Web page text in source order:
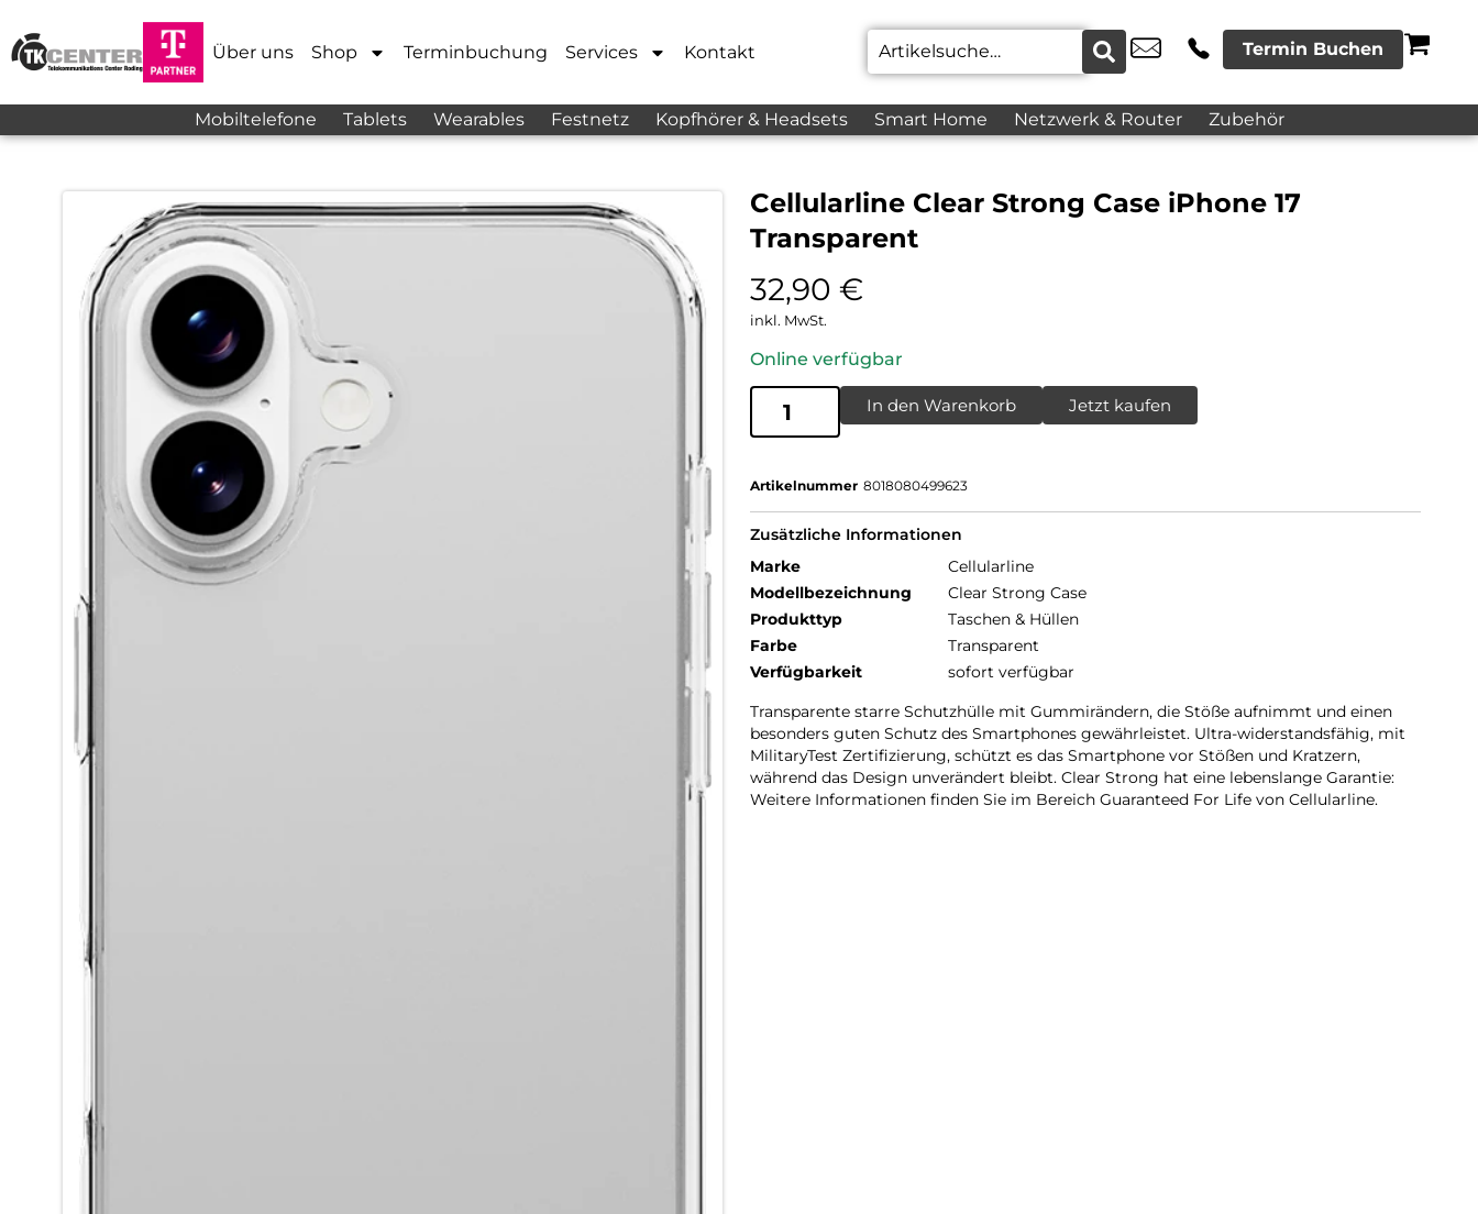
Über uns Shop Terminbuchung Services Kontakt Termin Buchen
Mobiltelefone Tablets Wearables Festnetz Kopfhörer & Headsets Smart Home Netzwerk & Router Zubehör
Cellularline Clear Strong Case iPhone 17
Transparent
32,90 €
inkl. MwSt.
Online verfügbar
In den Warenkorb Jetzt kaufen
Artikelnummer 8018080499623
Zusätzliche Informationen
Marke
Cellularline
Modellbezeichnung
Clear Strong Case
Produkttyp
Taschen & Hüllen
Farbe
Transparent
Verfügbarkeit
sofort verfügbar
Transparente starre Schutzhülle mit Gummirändern, die Stöße aufnimmt und einen
besonders guten Schutz des Smartphones gewährleistet. Ultra-widerstandsfähig, mit
MilitaryTest Zertifizierung, schützt es das Smartphone vor Stößen und Kratzern,
während das Design unverändert bleibt. Clear Strong hat eine lebenslange Garantie:
Weitere Informationen finden Sie im Bereich Guaranteed For Life von Cellularline.